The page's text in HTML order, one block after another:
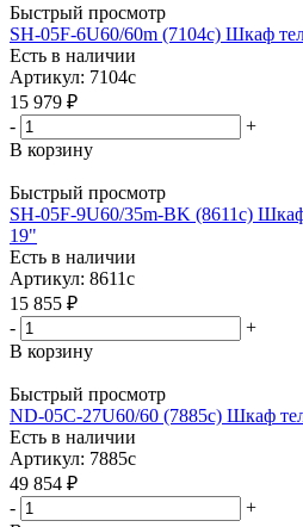
Быстрый просмотр
SH-05F-6U60/60m (7104c) Шкаф
Есть в наличии
Артикул: 7104c
15 979 ₽
-
+
В корзину
Быстрый просмотр
SH-05F-9U60/35m-BK (8611c)
19"
Есть в наличии
Артикул: 8611c
15 855 ₽
-
+
В корзину
Быстрый просмотр
ND-05C-27U60/60 (7885c) Шкаф
Есть в наличии
Артикул: 7885c
49 854 ₽
-
+